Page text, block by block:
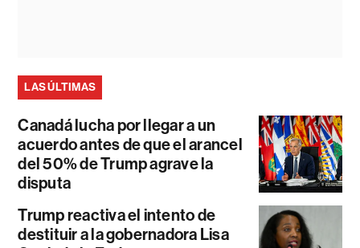
LAS ÚLTIMAS
Canadá lucha por llegar a un
acuerdo antes de que el arancel
del 50% de Trump agrave la
disputa
Trump reactiva el intento de
destituir a la gobernadora Lisa